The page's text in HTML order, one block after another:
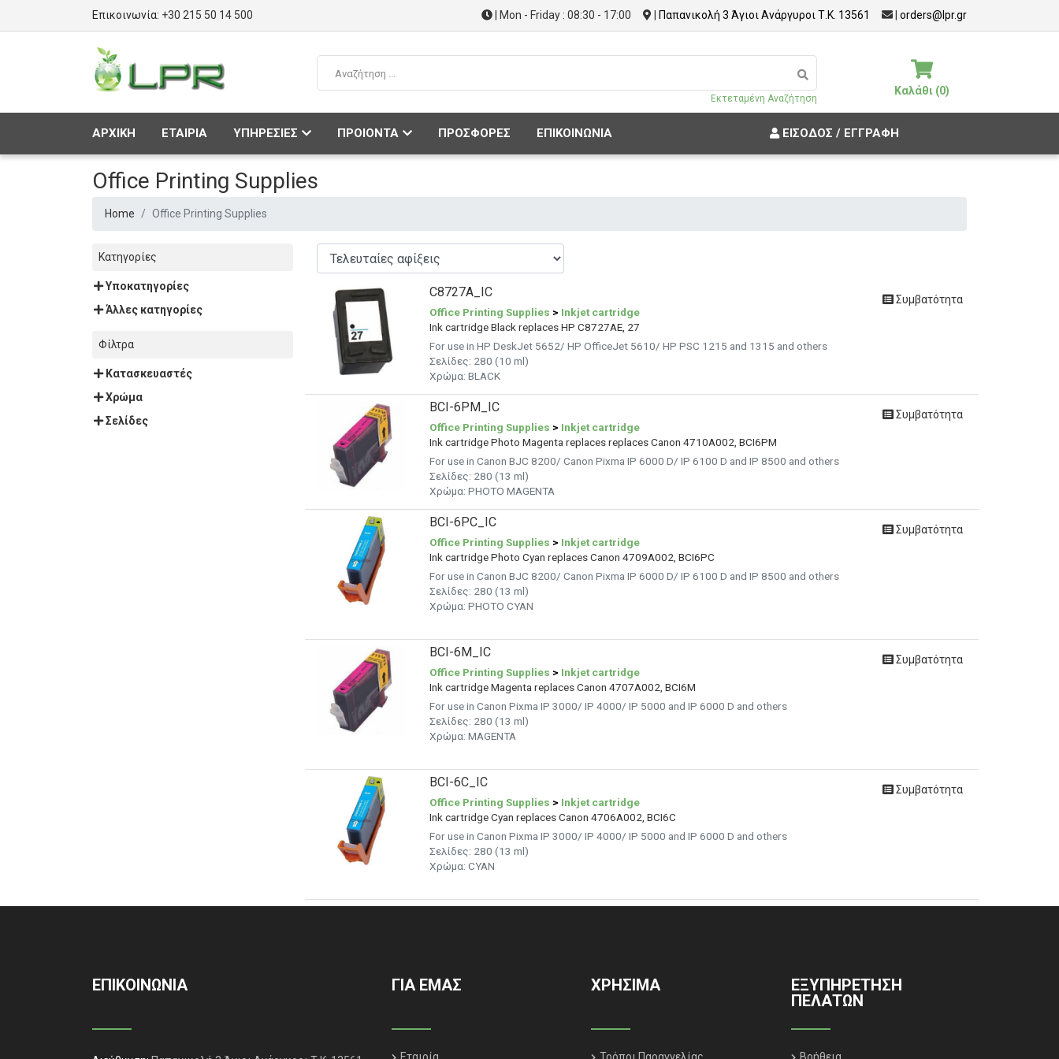
Επικοινωνία: +30 215 50 14 500 | Mon - Friday : 08:30 - 17:00 Παπανικολή 3 Άγιοι Ανάργυροι Τ.Κ. 13561 orders@lpr.gr
Εκτεταμένη Αναζήτηση
Καλάθι (0)
ΑΡΧΙΚΗ ΕΤΑΙΡΙΑ ΥΠΗΡΕΣΙΕΣ ΠΡΟΙΟΝΤΑ ΠΡΟΣΦΟΡΕΣ ΕΠΙΚΟΙΝΩΝΙΑ ΕΊΣΟΔΟΣ / ΕΓΓΡΑΦΉ
Office Printing Supplies
Home Office Printing Supplies
Κατηγορίες
Υποκατηγορίες
Άλλες κατηγορίες
Φίλτρα
Κατασκευαστές
Χρώμα
Σελίδες
C8727A_IC
Office Printing Supplies > Inkjet cartridge
Ink cartridge Black replaces HP C8727AE, 27
For use in HP DeskJet 5652/ HP OfficeJet 5610/ HP PSC 1215 and 1315 and others
Σελίδες: 280 (10 ml)
Χρώμα: BLACK
Συμβατότητα
BCI-6PM_IC
Office Printing Supplies > Inkjet cartridge
Ink cartridge Photo Magenta replaces replaces Canon 4710A002, BCI6PM
For use in Canon BJC 8200/ Canon Pixma IP 6000 D/ IP 6100 D and IP 8500 and others
Σελίδες: 280 (13 ml)
Χρώμα: PHOTO MAGENTA
Συμβατότητα
BCI-6PC_IC
Office Printing Supplies > Inkjet cartridge
Ink cartridge Photo Cyan replaces Canon 4709A002, BCI6PC
For use in Canon BJC 8200/ Canon Pixma IP 6000 D/ IP 6100 D and IP 8500 and others
Σελίδες: 280 (13 ml)
Χρώμα: PHOTO CYAN
Συμβατότητα
BCI-6M_IC
Office Printing Supplies > Inkjet cartridge
Ink cartridge Magenta replaces Canon 4707A002, BCI6M
For use in Canon Pixma IP 3000/ IP 4000/ IP 5000 and IP 6000 D and others
Σελίδες: 280 (13 ml)
Χρώμα: MAGENTA
Συμβατότητα
BCI-6C_IC
Office Printing Supplies > Inkjet cartridge
Ink cartridge Cyan replaces Canon 4706A002, BCI6C
For use in Canon Pixma IP 3000/ IP 4000/ IP 5000 and IP 6000 D and others
Σελίδες: 280 (13 ml)
Χρώμα: CYAN
Συμβατότητα
ΕΠΙΚΟΙΝΩΝΙΑ ΓΙΑ ΕΜΑΣ ΧΡΗΣΙΜΑ
ΕΞΥΠΗΡΈΤΗΣΗ
ΠΕΛΑΤΏΝ